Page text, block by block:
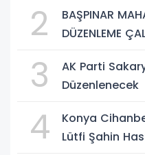
2
BAŞPINAR
DÜZENLEME
3
AK Parti
Düzenlenecek
4
Konya
Lütfi Şahin